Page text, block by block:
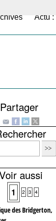
Actu :
Partager
aussi
1 2 3 4
des Bridgerton,